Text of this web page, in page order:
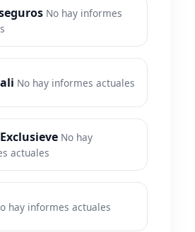
No hay informes
No hay informes actuales
No hay
actuales
hay informes actuales